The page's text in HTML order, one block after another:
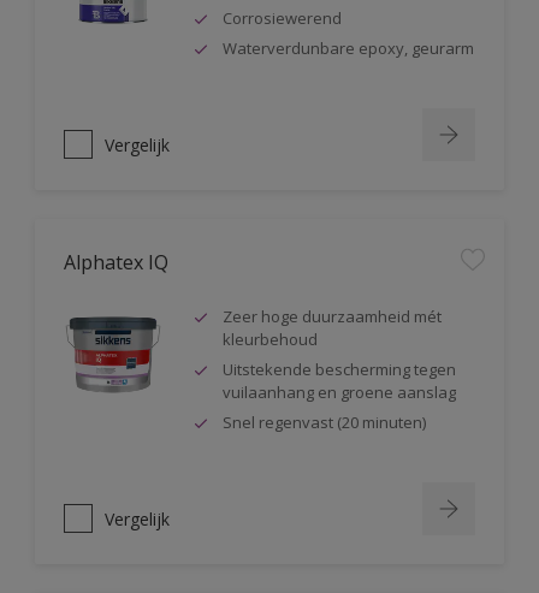
Corrosiewerend
Waterverdunbare epoxy, geurarm
Vergelijk
Alphatex IQ
Zeer hoge duurzaamheid mét
kleurbehoud
Uitstekende bescherming tegen
vuilaanhang en groene aanslag
Snel regenvast (20 minuten)
Vergelijk